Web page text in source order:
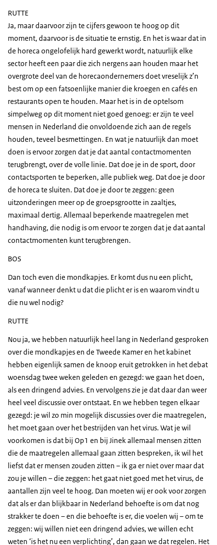
RUTTE
Ja, maar daarvoor zijn te cijfers gewoon te hoog op dit
moment, daarvoor is de situatie te ernstig. En het is waar dat in
de horeca ongelofelijk hard gewerkt wordt, natuurlijk elke
sector heeft een paar die zich nergens aan houden maar het
overgrote deel van de horecaondernemers doet vreselijk z’n
best om op een fatsoenlijke manier die kroegen en cafés en
restaurants open te houden. Maar het is in de optelsom
simpelweg op dit moment niet goed genoeg: er zijn te veel
mensen in Nederland die onvoldoende zich aan de regels
houden, teveel besmettingen. En wat je natuurlijk dan moet
doen is ervoor zorgen dat je dat aantal contactmomenten
terugbrengt, over de volle linie. Dat doe je in de sport, door
contactsporten te beperken, alle publiek weg. Dat doe je door
de horeca te sluiten. Dat doe je door te zeggen: geen
uitzonderingen meer op de groepsgrootte in zaaltjes,
maximaal dertig. Allemaal beperkende maatregelen met
handhaving, die nodig is om ervoor te zorgen dat je dat aantal
contactmomenten kunt terugbrengen.
BOS
Dan toch even die mondkapjes. Er komt dus nu een plicht,
vanaf wanneer denkt u dat die plicht er is en waarom vindt u
die nu wel nodig?
RUTTE
Nou ja, we hebben natuurlijk heel lang in Nederland gesproken
over die mondkapjes en de Tweede Kamer en het kabinet
hebben eigenlijk samen de knoop eruit getrokken in het debat
woensdag twee weken geleden en gezegd: we gaan het doen,
als een dringend advies. En vervolgens zie je dat daar dan weer
heel veel discussie over ontstaat. En we hebben tegen elkaar
gezegd: je wil zo min mogelijk discussies over die maatregelen,
het moet gaan over het bestrijden van het virus. Wat je wil
voorkomen is dat bij Op1 en bij Jinek allemaal mensen zitten
die de maatregelen allemaal gaan zitten bespreken, ik wil het
liefst dat er mensen zouden zitten – ik ga er niet over maar dat
zou je willen – die zeggen: het gaat niet goed met het virus, de
aantallen zijn veel te hoog. Dan moeten wij er ook voor zorgen
dat als er dan blijkbaar in Nederland behoefte is om dat nog
strakker te doen – en die behoefte is er, die voelen wij – om te
zeggen: wij willen niet een dringend advies, we willen echt
weten ‘is het nu een verplichting’, dan gaan we dat regelen. Het